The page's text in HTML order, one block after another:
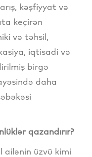
kəşfiyyat və
keçirən
və təhsil,
iqtisadi və
birgə
daha
qazandırır?
ailənin üzvü kimi